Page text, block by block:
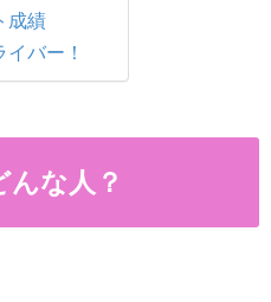
成績
バー！
んな人？